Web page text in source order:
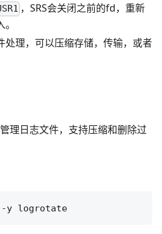
，SRS会关闭之前的fd，重新
处理，可以压缩存储，传输，或者
管理日志文件，支持压缩和删除过